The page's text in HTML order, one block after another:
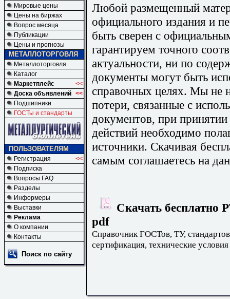
Мировые цены
Цены на биржах
Вопрос месяца
Публикации
Цены и прогнозы
МЕТАЛЛОТОРГОВЛЯ
Металлоторговля
Каталог
Маркетплейс
<<
Доска объявлений <<
Подшипники
ГОСТы и стандарты
ПОЛЬЗОВАТЕЛЯМ
Регистрация
<<
Подписка
Вопросы FAQ
Разделы
Информеры
Выставки
Реклама
О компании
Контакты
Поиск по сайту
Любой размещенный
официального издания и
быть сверен с
гарантируем точного
актуальности, ни по
документы могут быть
справочных целях. Мы не
потери, связанные с
документов, при
действий необходимо
источники. Скачивая
самым соглашаетесь на
Скачать бесплатно
pdf
Справочник ГОСТов, ТУ,
сертификация, технические условия